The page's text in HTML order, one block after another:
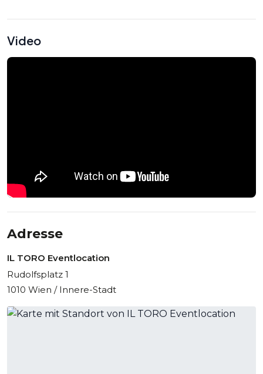
Video
Adresse
IL TORO Eventlocation
Rudolfsplatz 1
1010 Wien / Innere-Stadt